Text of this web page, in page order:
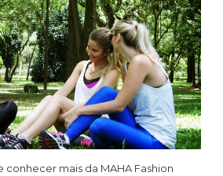
conhecer mais da MAHA Fashion